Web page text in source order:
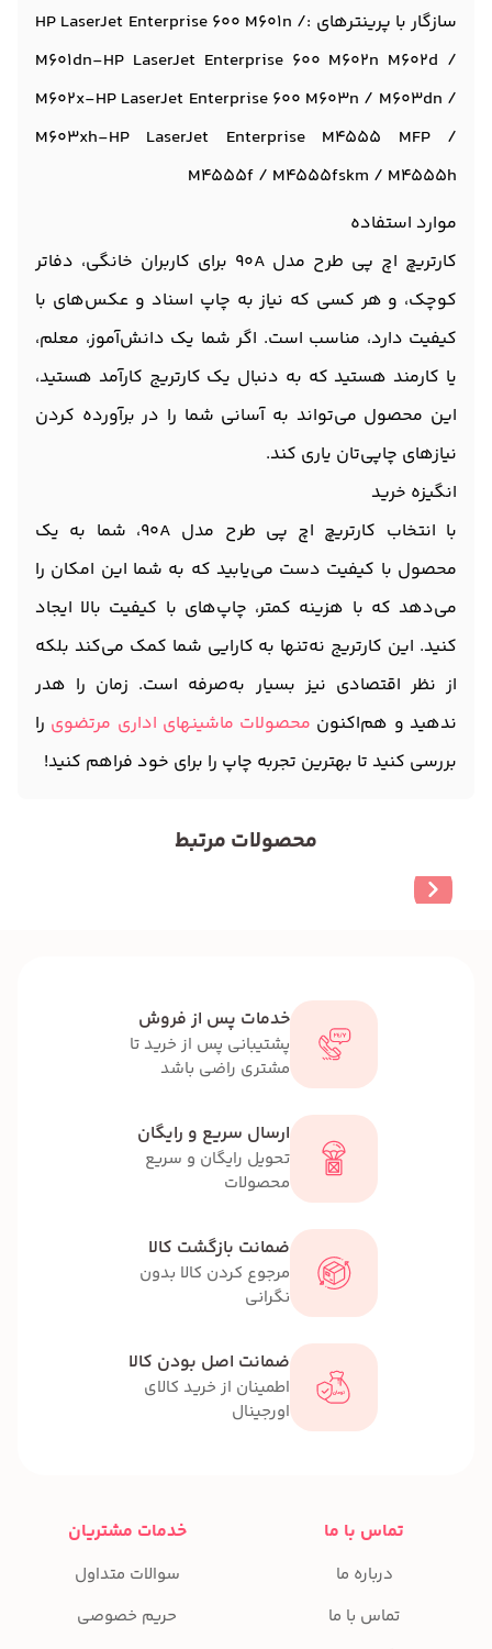
سازگار با پرینترهای :HP LaserJet Enterprise 600 M601n /
M601dn-HP LaserJet Enterprise 600 M602n M602d /
M602x-HP LaserJet Enterprise 600 M603n / M603dn /
M603xh-HP LaserJet Enterprise M4555 MFP /
M4555f / M4555fskm / M4555h
موارد استفاده
کارتریچ اچ پی طرح مدل 90A برای کاربران خانگی، دفاتر
کوچک، و هر کسی که نیاز به چاپ اسناد و عکس‌های با
کیفیت دارد، مناسب است. اگر شما یک دانش‌آموز، معلم،
یا کارمند هستید که به دنبال یک کارتریج کارآمد هستید،
این محصول می‌تواند به آسانی شما را در برآورده کردن
نیازهای چاپی‌تان یاری کند.
انگیزه خرید
با انتخاب کارتریچ اچ پی طرح مدل 90A، شما به یک
محصول با کیفیت دست می‌یابید که به شما این امکان را
می‌دهد که با هزینه کمتر، چاپ‌های با کیفیت بالا ایجاد
کنید. این کارتریج نه‌تنها به کارایی شما کمک می‌کند بلکه
از نظر اقتصادی نیز بسیار به‌صرفه است. زمان را هدر
ندهید و هم‌اکنون محصولات ماشینهای اداری مرتضوی را
بررسی کنید تا بهترین تجربه چاپ را برای خود فراهم کنید!
محصولات مرتبط
خدمات پس از فروش
پشتیبانی پس از خرید تا
مشتری راضی باشد
ارسال سریع و رایگان
تحویل رایگان و سریع
محصولات
ضمانت بازگشت کالا
مرجوع کردن کالا بدون
نگرانی
ضمانت اصل بودن کالا
اطمینان از خرید کالای
اورجینال
تماس با ما
درباره ما
تماس با ما
خدمات مشتریان
سوالات متداول
حریم خصوصی